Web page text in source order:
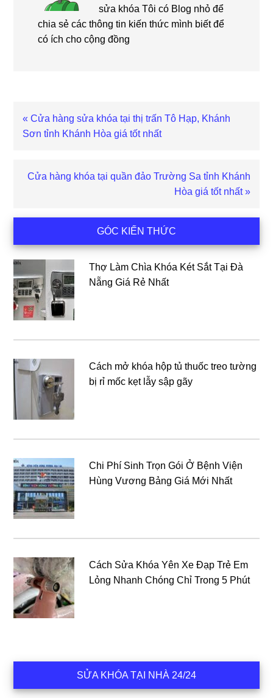
sửa khóa Tôi có Blog nhỏ để
chia sẻ các thông tin kiến thức mình biết để
có ích cho cộng đồng
Bài
viết
« Cửa hàng sửa khóa tại thị trấn Tô Hạp, Khánh
Sơn tỉnh Khánh Hòa giá tốt nhất
Bài
Cửa hàng khóa tại quần đảo Trường Sa tỉnh Khánh
Hòa giá tốt nhất »
chính
GÓC KIẾN THỨC
Thợ Làm Chìa Khóa Két Sắt Tại Đà
Nẵng Giá Rẻ Nhất
Cách mở khóa hộp tủ thuốc treo tường
bị rỉ mốc kẹt lẫy sập gãy
Chi Phí Sinh Trọn Gói Ở Bệnh Viện
Hùng Vương Bảng Giá Mới Nhất
Cách Sửa Khóa Yên Xe Đạp Trẻ Em
Lỏng Nhanh Chóng Chỉ Trong 5 Phút
SỬA KHÓA TẠI NHÀ 24/24